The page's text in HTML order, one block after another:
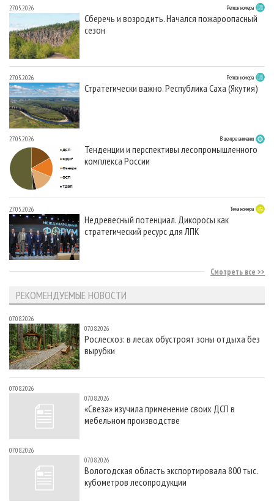
27.05.2026 Регион номера
Сберечь и возродить. Начался пожароопасный
сезон
27.05.2026 Регион номера
Стратегически важно. Республика Саха (Якутия)
27.05.2026 В центре внимания
Тенденции и перспективы лесопромышленного
комплекса России
27.05.2026 Тема номера
Недревесный потенциал. Дикоросы как
стратегический ресурс для ЛПК
Смотреть все
РЕКОМЕНДУЕМЫЕ НОВОСТИ
07.08.2026
07.08.2026
Рослесхоз: в лесах обустроят зоны отдыха без
вырубки
07.08.2026
07.08.2026
«Свеза» изучила применение своих ДСП в
мебельном производстве
07.08.2026
07.08.2026
Вологодская область экспортировала 800 тыс.
кубометров лесопродукции